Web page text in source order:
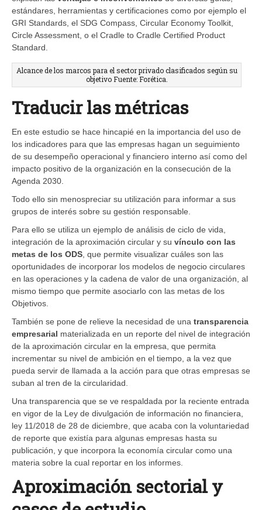
estándares, herramientas y certificaciones como por ejemplo el
GRI Standards, el SDG Compass, Circular Economy Toolkit,
Circle Assessment, o el Cradle to Cradle Certified Product
Standard.
Alcance de los marcos para el sector privado clasificados según su
objetivo Fuente: Forética.
Traducir las métricas
En este estudio se hace hincapié en la importancia del uso de
los indicadores para que las empresas hagan un seguimiento
de su desempeño operacional y financiero interno así como del
impacto positivo de la organización en la consecución de la
Agenda 2030.
Todo ello sin menospreciar su utilización para informar a sus
grupos de interés sobre su gestión responsable.
Para ello se utiliza un ejemplo de análisis de ciclo de vida,
integración de la aproximación circular y su vínculo con las
metas de los ODS , que permite visualizar cuáles son las
oportunidades de incorporar los modelos de negocio circulares
en las operaciones y la cadena de valor de una organización, al
mismo tiempo que permite asociarlo con las metas de los
Objetivos.
También se pone de relieve la necesidad de una transparencia
empresarial materializada en un reporte del nivel de integración
de la aproximación circular en la empresa, que permita
incrementar su nivel de ambición en el tiempo, a la vez que
pueda servir de llamada a la acción para que otras empresas se
suban al tren de la circularidad.
Una transparencia que se ve respaldada por la reciente entrada
en vigor de la Ley de divulgación de información no financiera,
ley 11/2018 de 28 de diciembre, que acaba con la voluntariedad
de reporte que existía para algunas empresas hasta su
publicación, y que incorpora la economía circular como una
materia sobre la cual reportar en los informes.
Aproximación sectorial y